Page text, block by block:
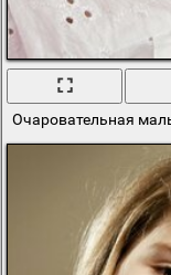
Очаровательная